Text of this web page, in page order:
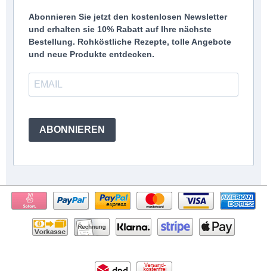
Abonnieren Sie jetzt den kostenlosen Newsletter
und erhalten sie 10% Rabatt auf Ihre nächste
Bestellung. Rohköstliche Rezepte, tolle Angebote
und neue Produkte entdecken.
ABONNIEREN